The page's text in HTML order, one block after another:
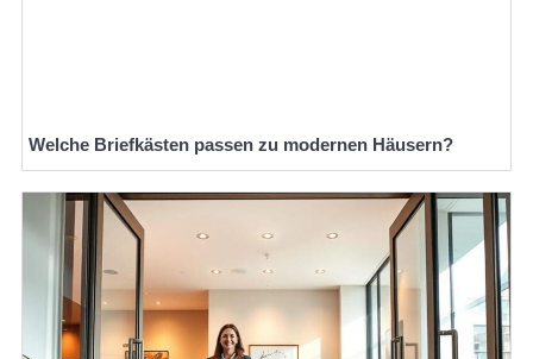
Welche Briefkästen passen zu modernen Häusern?